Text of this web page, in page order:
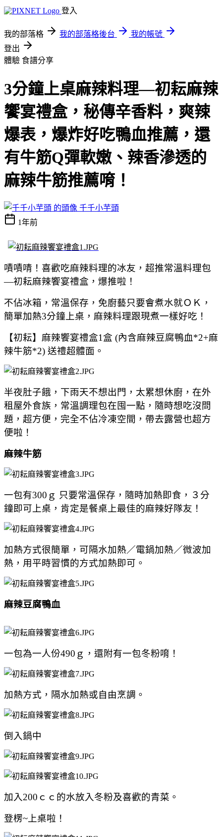
登入
我的部落格 我的部落格後台
我的帳號
登出
體驗 食譜分享
3分鐘上桌麻辣料理—初耘麻辣
饗宴禮盒，秘傳辛香料，爽辣
爆表，爆炸好吃鴨血推薦，還
有牛筋Q彈軟嫩、辣香滲透的
麻辣牛筋推薦唷！
千千小芋頭
1年前
嘖嘖啨！喜歡吃麻辣料理的冰友，超推常溫料理包
—初耘麻辣饗宴禮盒，爆推啦！
不佔冰箱，常溫保存，免廚藝只要會煮水就ＯＫ，
簡單加熱3分鐘上桌，麻辣料理跟現煮一樣好吃 ！
【初耘】麻辣饗宴禮盒1盒 (內含麻辣豆腐鴨血*2+麻
辣牛筋*2) 送禮超體面。
半夜肚子餓，下雨天不想出門，太累想休廚，在外
租屋外食族，常溫調理包在囤一點，隨時想吃沒問
題，超方便，完全不佔冷凍空間，帶去露營也超方
便啦！
麻辣牛筋
一包有300ｇ 只要常溫保存，隨時加熱即食，３分
鐘即可上桌，肯定是餐桌上最佳的麻辣好隊友！
加熱方式很簡單，可隔水加熱／電鍋加熱／微波加
熱，用平時習慣的方式加熱即可。
麻辣豆腐鴨血
一包為一人份490ｇ，還附有一包冬粉唷！
加熱方式，隔水加熱或自由烹調。
倒入鍋中
加入200ｃｃ的水放入冬粉及喜歡的青菜。
登楞~上桌啦！